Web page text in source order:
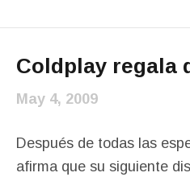
Coldplay regala
May 4, 2009
Después de todas las
afirma que su siguiente